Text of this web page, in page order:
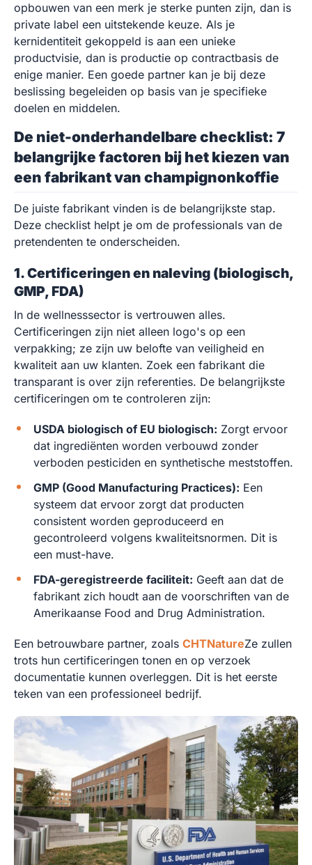
opbouwen van een merk je sterke punten zijn, dan is
private label een uitstekende keuze. Als je
kernidentiteit gekoppeld is aan een unieke
productvisie, dan is productie op contractbasis de
enige manier. Een goede partner kan je bij deze
beslissing begeleiden op basis van je specifieke
doelen en middelen.
De niet-onderhandelbare checklist: 7
belangrijke factoren bij het kiezen van
een fabrikant van champignonkoffie
De juiste fabrikant vinden is de belangrijkste stap.
Deze checklist helpt je om de professionals van de
pretendenten te onderscheiden.
1. Certificeringen en naleving (biologisch,
GMP, FDA)
In de wellnesssector is vertrouwen alles.
Certificeringen zijn niet alleen logo's op een
verpakking; ze zijn uw belofte van veiligheid en
kwaliteit aan uw klanten. Zoek een fabrikant die
transparant is over zijn referenties. De belangrijkste
certificeringen om te controleren zijn:
USDA biologisch of EU biologisch: Zorgt ervoor
dat ingrediënten worden verbouwd zonder
verboden pesticiden en synthetische meststoffen.
GMP (Good Manufacturing Practices): Een
systeem dat ervoor zorgt dat producten
consistent worden geproduceerd en
gecontroleerd volgens kwaliteitsnormen. Dit is
een must-have.
FDA-geregistreerde faciliteit: Geeft aan dat de
fabrikant zich houdt aan de voorschriften van de
Amerikaanse Food and Drug Administration.
Een betrouwbare partner, zoals CHTNatureZe zullen
trots hun certificeringen tonen en op verzoek
documentatie kunnen overleggen. Dit is het eerste
teken van een professioneel bedrijf.